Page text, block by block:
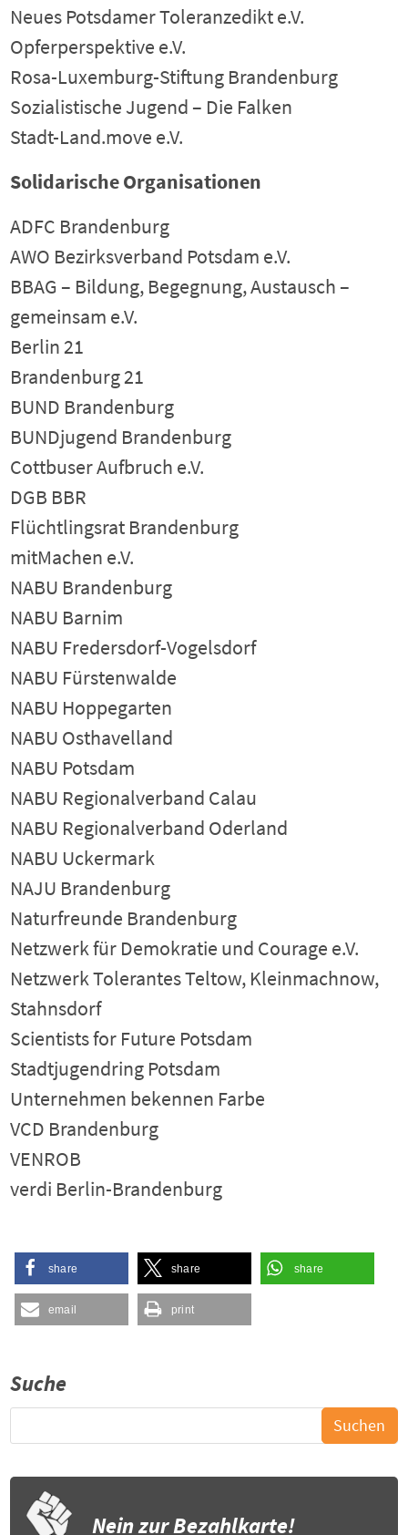
Neues Potsdamer Toleranzedikt e.V.
Opferperspektive e.V.
Rosa-Luxemburg-Stiftung Brandenburg
Sozialistische Jugend – Die Falken
Stadt-Land.move e.V.
Solidarische Organisationen
ADFC Brandenburg
AWO Bezirksverband Potsdam e.V.
BBAG – Bildung, Begegnung, Austausch –
gemeinsam e.V.
Berlin 21
Brandenburg 21
BUND Brandenburg
BUNDjugend Brandenburg
Cottbuser Aufbruch e.V.
DGB BBR
Flüchtlingsrat Brandenburg
mitMachen e.V.
NABU Brandenburg
NABU Barnim
NABU Fredersdorf-Vogelsdorf
NABU Fürstenwalde
NABU Hoppegarten
NABU Osthavelland
NABU Potsdam
NABU Regionalverband Calau
NABU Regionalverband Oderland
NABU Uckermark
NAJU Brandenburg
Naturfreunde Brandenburg
Netzwerk für Demokratie und Courage e.V.
Netzwerk Tolerantes Teltow, Kleinmachnow,
Stahnsdorf
Scientists for Future Potsdam
Stadtjugendring Potsdam
Unternehmen bekennen Farbe
VCD Brandenburg
VENROB
verdi Berlin-Brandenburg
share share share
email print
Suche
Nein zur Bezahlkarte!